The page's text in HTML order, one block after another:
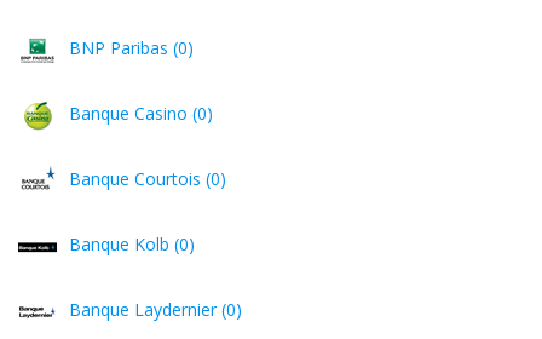
BNP Paribas (0)
Banque Casino (0)
Banque Courtois (0)
Banque Kolb (0)
Banque Laydernier (0)